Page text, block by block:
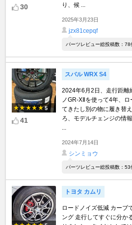
30
り、候 ...
2025年3月23日
jzx81cepqf
パーツレビュー総投稿数：78
5
41
スバル WRX S4
2024年6月2日、走行距離
ノGR-XⅡを使って4年、
てきたし別の物に履き替
ろ、モデルチェンジの情
...
2024年7月14日
シンミョウ
パーツレビュー総投稿数：53
トヨタ カムリ
ロードノイズ低減 カーブ
ング 走行してすぐに分か